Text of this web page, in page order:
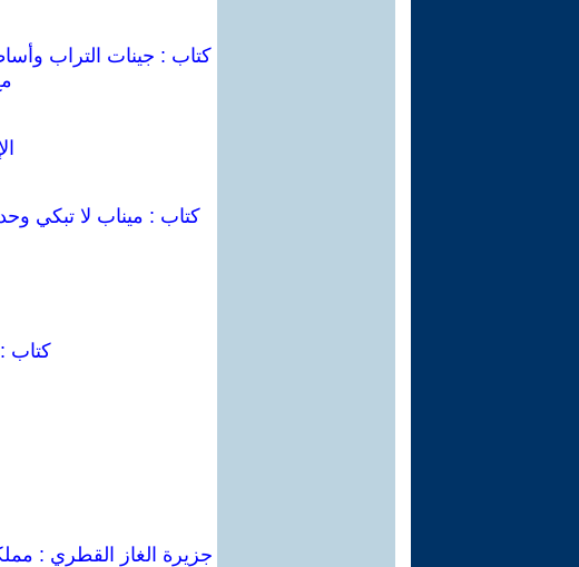
كتاب : جينات التراب
كتاب : ميناب لا تبكي
كتاب
جزيرة الغاز القطري :